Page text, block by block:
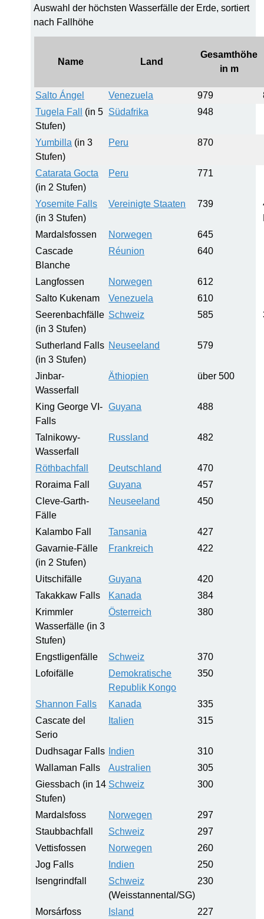
Auswahl der höchsten Wasserfälle der Erde,sortiert
nach Fallhöhe
Name Land
Gesamthöhe
in m
Salto Ángel Venezuela 979
Tugela Fall
(in 5
Stufen)
Südafrika 948
Yumbilla (in 3
Stufen)
Peru 870
Catarata Gocta
(in 2 Stufen)
Peru 771
Yosemite Falls
(in 3 Stufen)
Vereinigte Staaten 739
Mardalsfossen
Norwegen
645
Cascade
Blanche
Réunion 640
Langfossen Norwegen
612
Salto Kukenam
Venezuela
610
Seerenbachfälle
(in 3 Stufen)
Schweiz 585
Sutherland Falls
(in 3 Stufen)
Neuseeland 579
Jinbar-
Wasserfall
Äthiopien über 500
King George VI-
Falls
Guyana 488
Talnikowy-
Wasserfall
Russland 482
Röthbachfall Deutschland
470
Roraima Fall
Guyana
457
Cleve-Garth-
Fälle
Neuseeland 450
Kalambo Fall Tansania
427
Gavarnie-Fälle
(in 2 Stufen)
Frankreich 422
Uitschifälle Guyana
420
Takakkaw Falls
Kanada
384
Krimmler
Wasserfälle (in 3
Stufen)
Österreich 380
Engstligenfälle Schweiz
370
Lofoifälle
Demokratische
Republik Kongo
350
Shannon Falls Kanada
335
Cascate del
Serio
Italien 315
Dudhsagar Falls Indien
310
Wallaman Falls
Australien
305
Giessbach (in 14
Stufen)
Schweiz 300
Mardalsfoss Norwegen
297
Staubbachfall
Schweiz
297
Vettisfossen
Norwegen
260
Jog Falls
Indien
250
Isengrindfall
Schweiz
(Weisstannental/SG)
230
Morsárfoss Island 227